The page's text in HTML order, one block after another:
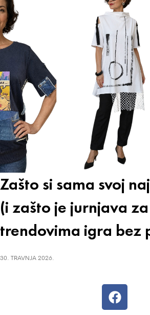
Zašto si sama svoj
(i zašto je jurnjava za
trendovima igra bez
30. TRAVNJA 2026.